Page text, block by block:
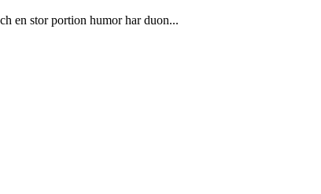
en stor portion humor har duon...